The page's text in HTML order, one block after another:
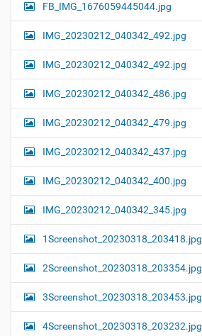
FB_IMG_1676059445044.jpg
IMG_20230212_040342_492.jpg
IMG_20230212_040342_492.jpg
IMG_20230212_040342_486.jpg
IMG_20230212_040342_479.jpg
IMG_20230212_040342_437.jpg
IMG_20230212_040342_400.jpg
IMG_20230212_040342_345.jpg
1Screenshot_20230318_203418.jpg
2Screenshot_20230318_203354.jpg
3Screenshot_20230318_203453.jpg
4Screenshot_20230318_203232.jpg